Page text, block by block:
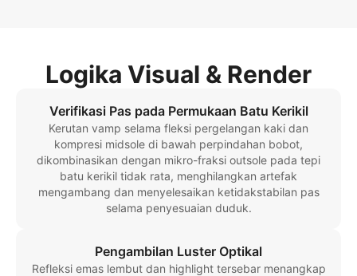
Logika Visual & Render
Verifikasi Pas pada Permukaan Batu Kerikil
Kerutan vamp selama fleksi pergelangan kaki dan
kompresi midsole di bawah perpindahan bobot,
dikombinasikan dengan mikro-fraksi outsole pada tepi
batu kerikil tidak rata, menghilangkan artefak
mengambang dan menyelesaikan ketidakstabilan pas
selama penyesuaian duduk.
Pengambilan Luster Optikal
Refleksi emas lembut dan highlight tersebar menangkap